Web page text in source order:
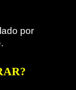
por
?